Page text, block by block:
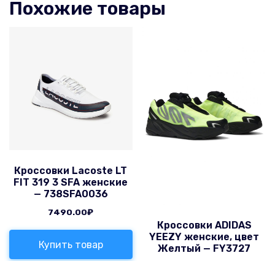
Похожие товары
Кроссовки Lacoste LT
FIT 319 3 SFA женские
— 738SFA0036
7490.00₽
Купить товар
Кроссовки ADIDAS
YEEZY женские, цвет
Желтый — FY3727